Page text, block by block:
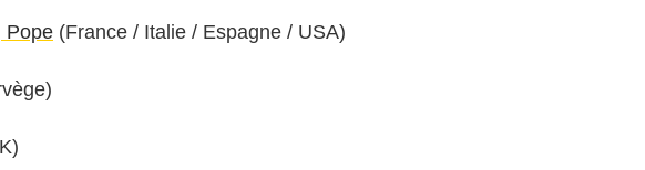
Pope (France / Italie / Espagne / USA)